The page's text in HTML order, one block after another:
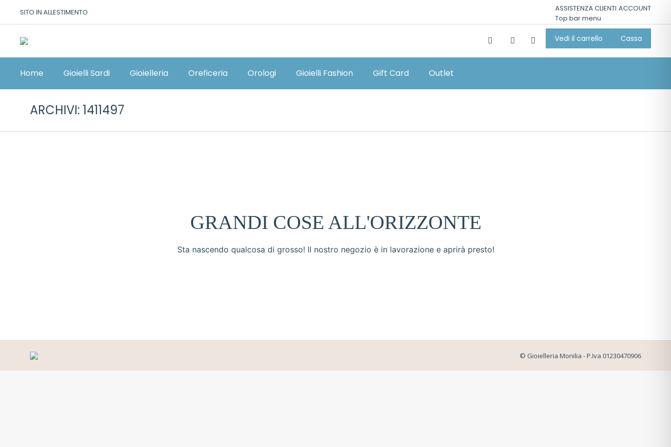
SITO IN ALLESTIMENTO ASSISTENZA CLIENTI ACCOUNT
Top bar menu
Vedi il carrello Cassa
Home Gioielli Sardi Gioielleria Oreficeria Orologi Gioielli Fashion Gift Card Outlet
ARCHIVI: 1411497
GRANDI COSE ALL'ORIZZONTE
Sta nascendo qualcosa di grosso! Il nostro negozio è in lavorazione e aprirà presto!
© Gioielleria Monilia - P.Iva 01230470906